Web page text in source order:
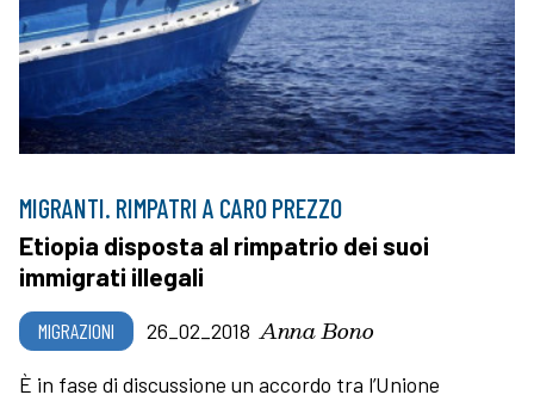
MIGRANTI. RIMPATRI A CARO PREZZO
Etiopia disposta al rimpatrio dei suoi
immigrati illegali
MIGRAZIONI 26_02_2018 Anna Bono
È in fase di discussione un accordo tra l’Unione